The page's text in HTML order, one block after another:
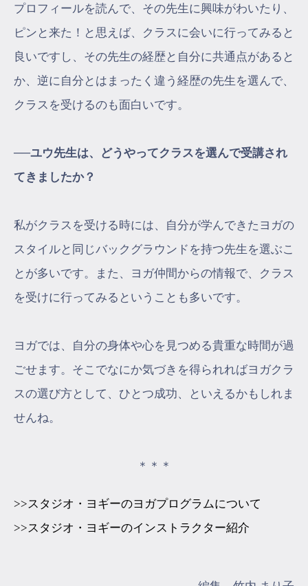
プロフィールを読んで、その先生に興味がわいたり、
ピンと来た！と思えば、クラスに会いに行ってみると
良いですし、その先生の経歴と自分に共通点があると
か、逆に自分とはまったく違う経歴の先生を選んで、
クラスを受けるのも面白いです。
──ユウ先生は、どうやってクラスを選んで受講され
てきましたか？
私がクラスを受ける時には、自分が学んできたヨガの
スタイルと同じバックグラウンドを持つ先生を選ぶこ
とが多いです。また、ヨガ仲間からの情報で、クラス
を受けに行ってみるということも多いです。
ヨガでは、自分の身体や心を見つめる貴重な時間が過
ごせます。そこでなにか気づきを得られればヨガクラ
スの選び方として、ひとつ成功、といえるかもしれま
せんね。
＊＊＊
>>スタジオ・ヨギーのヨガプログラムについて
>>スタジオ・ヨギーのインストラクター紹介